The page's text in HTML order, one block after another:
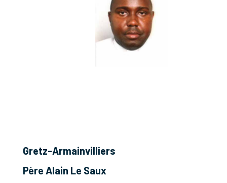
Gretz-Armainvilliers
Père Alain Le Saux